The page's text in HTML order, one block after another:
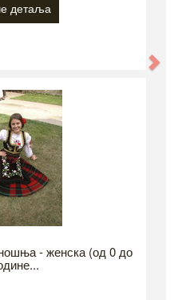
детаља
- женска (од 0 до